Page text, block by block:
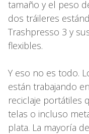
tamaño y el peso
dos tráileres
Trashpresso 3 y
flexibles.
Y eso no es todo.
están trabajando
reciclaje portátiles
telas o incluso
plata. La mayoría